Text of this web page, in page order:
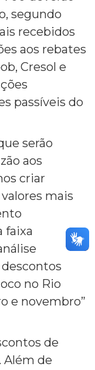
segundo
recebidos
aos rebates
Cresol e
passíveis do
serão
aos
criar
mais
faixa
no Rio
e novembro”
de
Além de